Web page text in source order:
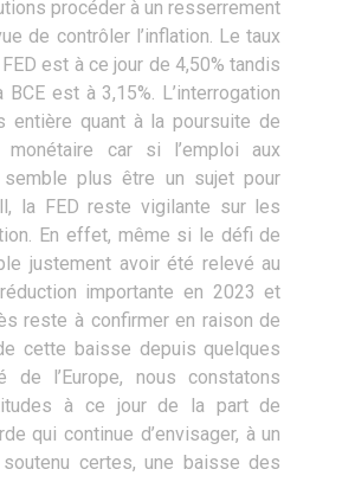
procéder à un resserrement
de contrôler l’inflation. Le taux
est à ce jour de 4,50% tandis
est à 3,15%. L’interrogation
entière quant à la poursuite de
car si l’emploi aux
semble plus être un sujet pour
la FED reste vigilante sur les
En effet, même si le défi de
justement avoir été relevé au
importante en 2023 et
reste à confirmer en raison de
cette baisse depuis quelques
de l’Europe, nous constatons
à ce jour de la part de
qui continue d’envisager, à un
certes, une baisse des